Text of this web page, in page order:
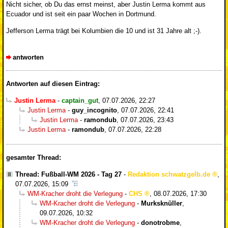
Nicht sicher, ob Du das ernst meinst, aber Justin Lerma kommt aus
Ecuador und ist seit ein paar Wochen in Dortmund.
Jefferson Lerma trägt bei Kolumbien die 10 und ist 31 Jahre alt ;-).
antworten
Antworten auf diesen Eintrag:
Justin Lerma - captain_gut, 07.07.2026, 22:27
Justin Lerma - guy_incognito 07.07.2026, 22:41
Justin Lerma - ramondub 07.07.2026, 23:43
Justin Lerma - ramondub 07.07.2026, 22:28
gesamter Thread:
Thread: Fußball-WM 2026 - Tag 27 - Redaktion schwatzgelb.de
,
07.07.2026, 15:09
WM-Kracher droht die Verlegung - CHS , 08.07.2026, 17:30
WM-Kracher droht die Verlegung - Murksknüller,
09.07.2026, 10:32
WM-Kracher droht die Verlegung - donotrobme,